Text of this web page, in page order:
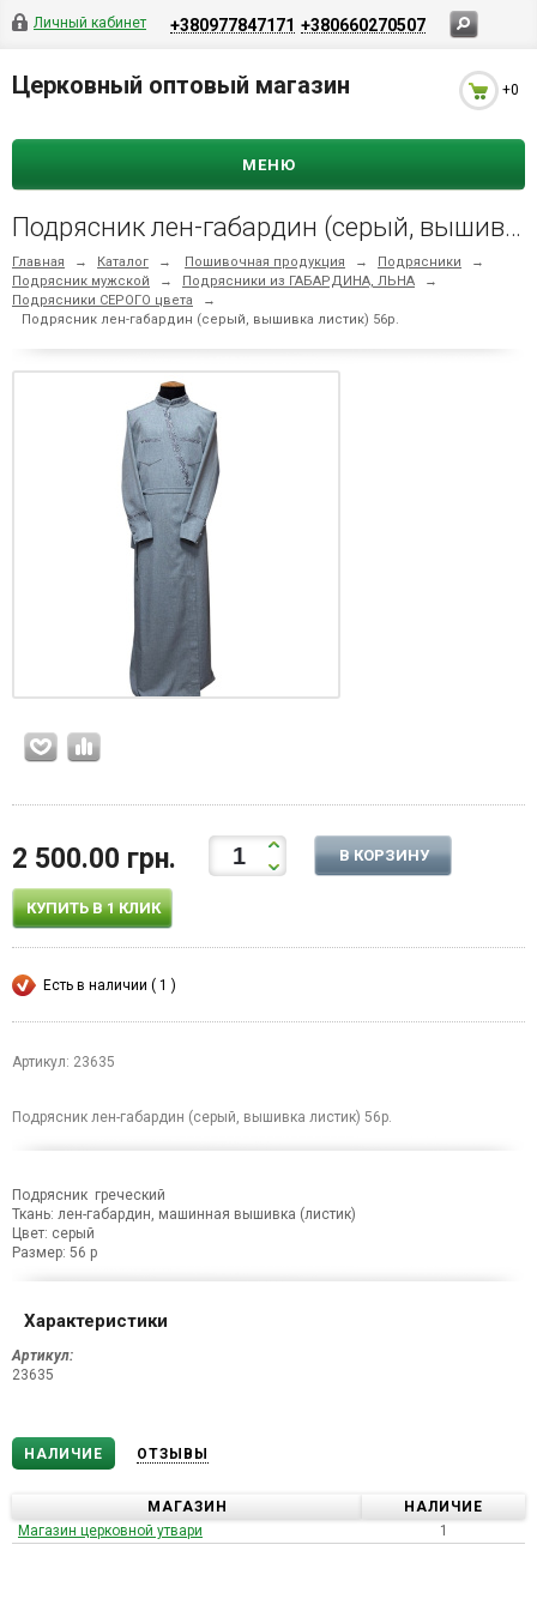
Личный кабинет +380977847171 +380660270507
Церковный оптовый магазин +0
МЕНЮ
Подрясник лен-габардин (серый, вышивка листик) 56р.
Главная → Каталог → Пошивочная продукция → Подрясники
→
Подрясник мужской
→ Подрясники из ГАБАРДИНА, ЛЬНА
→
Подрясники СЕРОГО цвета
→
Подрясник лен-габардин (серый, вышивка листик) 56р.
2 500.00 грн. В КОРЗИНУ
КУПИТЬ В 1 КЛИК
Есть в наличии ( 1 )
Артикул: 23635
Подрясник лен-габардин (серый, вышивка листик) 56р.
Подрясник греческий
Ткань: лен-габардин, машинная вышивка (листик)
Цвет: серый
Размер: 56 р
Характеристики
Артикул:
23635
НАЛИЧИЕ ОТЗЫВЫ
МАГАЗИН
НАЛИЧИЕ
Магазин церковной утвари
1